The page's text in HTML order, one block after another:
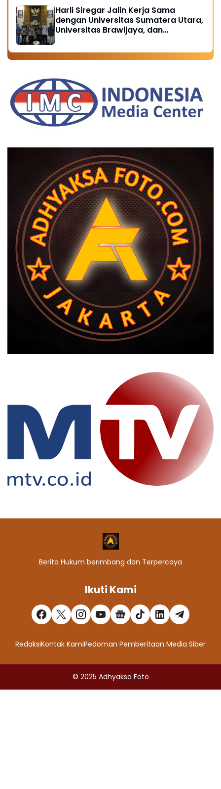
Harli Siregar Jalin Kerja Sama
dengan Universitas Sumatera Utara,
Universitas Brawijaya, dan
Peluang Pegawai Kejaksaan RI
Tempuh Pendidikan Doktor (S3)
Berita Hukum berimbang dan Terpercaya
Ikuti Kami
RedaksiKontak KamiPedoman Pemberitaan Media Siber
© 2025 Adhyaksa Foto